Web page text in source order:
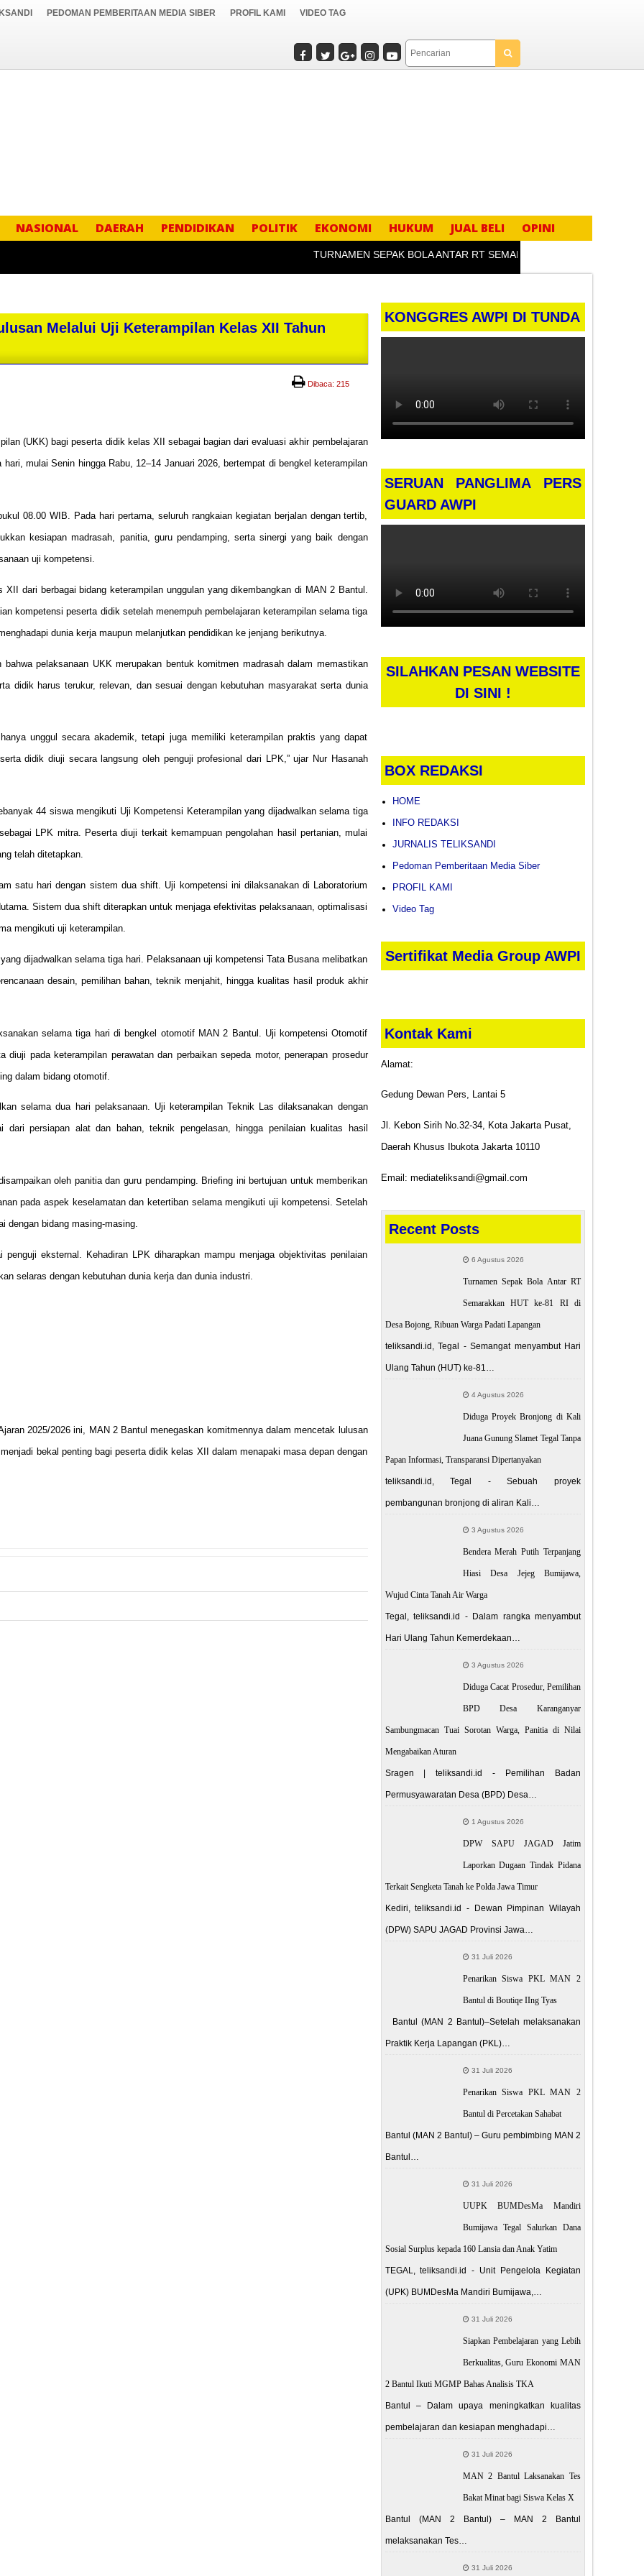
PEDOMAN PEMBERITAAN MEDIA SIBER PROFIL KAMI VIDEO TAG
NASIONAL DAERAH PENDIDIKAN POLITIK EKONOMI HUKUM JUAL BELI OPINI
TURNAMEN SEPAK BOLA ANTAR RT SEMARAKKAN HUT KE-81 RI DI
Melalui Uji Keterampilan Kelas XII Tahun
Dibaca: 215
(UKK) bagi peserta didik kelas XII sebagai bagian dari evaluasi akhir pembelajaran
mulai Senin hingga Rabu, 12–14 Januari 2026, bertempat di bengkel keterampilan
08.00 WIB. Pada hari pertama, seluruh rangkaian kegiatan berjalan dengan tertib,
kesiapan madrasah, panitia, guru pendamping, serta sinergi yang baik dengan
uji kompetensi.
dari berbagai bidang keterampilan unggulan yang dikembangkan di MAN 2 Bantul.
kompetensi peserta didik setelah menempuh pembelajaran keterampilan selama tiga
dunia kerja maupun melanjutkan pendidikan ke jenjang berikutnya.
pelaksanaan UKK merupakan bentuk komitmen madrasah dalam memastikan
didik harus terukur, relevan, dan sesuai dengan kebutuhan masyarakat serta dunia
unggul secara akademik, tetapi juga memiliki keterampilan praktis yang dapat
didik diuji secara langsung oleh penguji profesional dari LPK,” ujar Nur Hasanah
44 siswa mengikuti Uji Kompetensi Keterampilan yang dijadwalkan selama tiga
LPK mitra. Peserta diuji terkait kemampuan pengolahan hasil pertanian, mulai
telah ditetapkan.
satu hari dengan sistem dua shift. Uji kompetensi ini dilaksanakan di Laboratorium
Sistem dua shift diterapkan untuk menjaga efektivitas pelaksanaan, optimalisasi
mengikuti uji keterampilan.
dijadwalkan selama tiga hari. Pelaksanaan uji kompetensi Tata Busana melibatkan
desain, pemilihan bahan, teknik menjahit, hingga kualitas hasil produk akhir
selama tiga hari di bengkel otomotif MAN 2 Bantul. Uji kompetensi Otomotif
pada keterampilan perawatan dan perbaikan sepeda motor, penerapan prosedur
dalam bidang otomotif.
selama dua hari pelaksanaan. Uji keterampilan Teknik Las dilaksanakan dengan
persiapan alat dan bahan, teknik pengelasan, hingga penilaian kualitas hasil
oleh panitia dan guru pendamping. Briefing ini bertujuan untuk memberikan
pada aspek keselamatan dan ketertiban selama mengikuti uji kompetensi. Setelah
dengan bidang masing-masing.
eksternal. Kehadiran LPK diharapkan mampu menjaga objektivitas penilaian
selaras dengan kebutuhan dunia kerja dan dunia industri.
2025/2026 ini, MAN 2 Bantul menegaskan komitmennya dalam mencetak lulusan
bekal penting bagi peserta didik kelas XII dalam menapaki masa depan dengan
KONGGRES AWPI DI TUNDA
SERUAN PANGLIMA PERS
GUARD AWPI
SILAHKAN PESAN WEBSITE
DI SINI !
BOX REDAKSI
HOME
INFO REDAKSI
JURNALIS TELIKSANDI
Pedoman Pemberitaan Media Siber
PROFIL KAMI
Video Tag
Sertifikat Media Group AWPI
Kontak Kami
Alamat:
Gedung Dewan Pers, Lantai 5
Jl. Kebon Sirih No.32-34, Kota Jakarta Pusat,
Daerah Khusus Ibukota Jakarta 10110
Email: mediateliksandi@gmail.com
Recent Posts
6 Agustus 2026
Turnamen Sepak Bola Antar RT
Semarakkan HUT ke-81 RI di
Desa Bojong, Ribuan Warga Padati Lapangan
teliksandi.id, Tegal - Semangat menyambut Hari
Ulang Tahun (HUT) ke-81…
4 Agustus 2026
Diduga Proyek Bronjong di Kali
Juana Gunung Slamet Tegal Tanpa
Papan Informasi, Transparansi Dipertanyakan
teliksandi.id, Tegal - Sebuah proyek
pembangunan bronjong di aliran Kali…
3 Agustus 2026
Bendera Merah Putih Terpanjang
Hiasi Desa Jejeg Bumijawa,
Wujud Cinta Tanah Air Warga
Tegal, teliksandi.id - Dalam rangka menyambut
Hari Ulang Tahun Kemerdekaan…
3 Agustus 2026
Diduga Cacat Prosedur, Pemilihan
BPD Desa Karanganyar
Sambungmacan Tuai Sorotan Warga, Panitia di Nilai
Mengabaikan Aturan
Sragen | teliksandi.id - Pemilihan Badan
Permusyawaratan Desa (BPD) Desa…
1 Agustus 2026
DPW SAPU JAGAD Jatim
Laporkan Dugaan Tindak Pidana
Terkait Sengketa Tanah ke Polda Jawa Timur
Kediri, teliksandi.id - Dewan Pimpinan Wilayah
(DPW) SAPU JAGAD Provinsi Jawa…
31 Juli 2026
Penarikan Siswa PKL MAN 2
Bantul di Boutiqe IIng Tyas
Bantul (MAN 2 Bantul)–Setelah melaksanakan
Praktik Kerja Lapangan (PKL)…
31 Juli 2026
Penarikan Siswa PKL MAN 2
Bantul di Percetakan Sahabat
Bantul (MAN 2 Bantul) – Guru pembimbing MAN 2
Bantul…
31 Juli 2026
UUPK BUMDesMa Mandiri
Bumijawa Tegal Salurkan Dana
Sosial Surplus kepada 160 Lansia dan Anak Yatim
TEGAL, teliksandi.id - Unit Pengelola Kegiatan
(UPK) BUMDesMa Mandiri Bumijawa,…
31 Juli 2026
Siapkan Pembelajaran yang Lebih
Berkualitas, Guru Ekonomi MAN
2 Bantul Ikuti MGMP Bahas Analisis TKA
Bantul – Dalam upaya meningkatkan kualitas
pembelajaran dan kesiapan menghadapi…
31 Juli 2026
MAN 2 Bantul Laksanakan Tes
Bakat Minat bagi Siswa Kelas X
Bantul (MAN 2 Bantul) – MAN 2 Bantul
melaksanakan Tes…
31 Juli 2026